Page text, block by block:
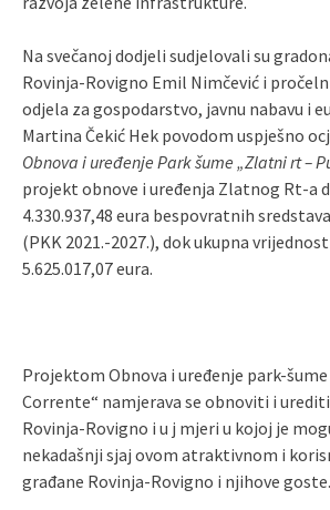
Na svečanoj dodjeli sudjelovali su
Rovinja-Rovigno Emil Nimčević i
odjela za gospodarstvo, javnu nabavu i
Martina Čekić Hek povodom uspješno
Obnova i uređenje Park šume „Zlatni rt –
projekt obnove i uređenja Zlatnog Rt-a
4.330.937,48 eura bespovratnih
(PKK 2021.-2027.), dok ukupna
5.625.017,07 eura.
Projektom Obnova i uređenje park-
Corrente“ namjerava se obnoviti i
Rovinja-Rovigno i u j mjeri u kojoj je
nekadašnji sjaj ovom atraktivnom i
građane Rovinja-Rovigno i njihove goste.